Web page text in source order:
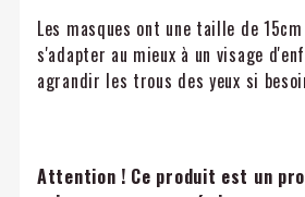
Les masques ont une taille de
s'adapter au mieux à un visage
agrandir les trous des yeux si
Attention ! Ce produit est un